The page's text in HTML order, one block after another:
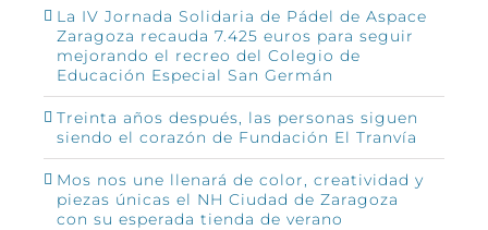
La IV Jornada Solidaria de Pádel de Aspace
Zaragoza recauda 7.425 euros para seguir
mejorando el recreo del Colegio de
Educación Especial San Germán
Treinta años después, las personas siguen
siendo el corazón de Fundación El Tranvía
Mos nos une llenará de color, creatividad y
piezas únicas el NH Ciudad de Zaragoza
con su esperada tienda de verano